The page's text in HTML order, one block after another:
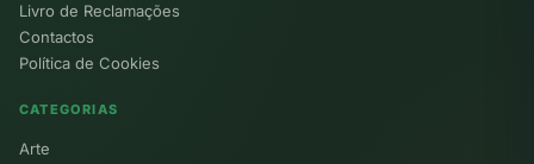
Livro de Reclamações
Contactos
Política de Cookies
CATEGORIAS
Arte